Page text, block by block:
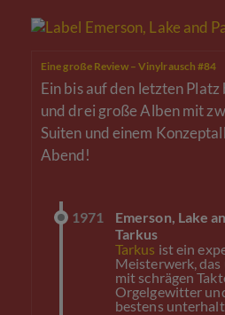
Eine große Review – Vinylrausch #84
Ein bis auf den letzten
und drei große Alben mit
Suiten und einem
Abend!
1971
Emerson, Lake
Tarkus
Tarkus ist ein
Meisterwerk, das
mit schrägen
Orgelgewitter
bestens